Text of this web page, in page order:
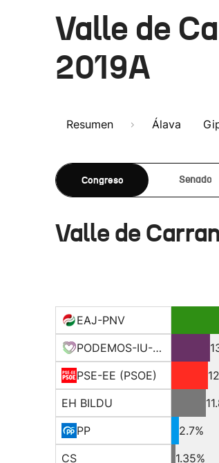
Valle de
2019A
Resumen Álava
Congreso Senado
Valle de
EAJ-PNV
PODEMOS-IU-EQUO BERD
PSE-EE (PSOE)
EH BILDU
PP
2.7%
CS
1.35%